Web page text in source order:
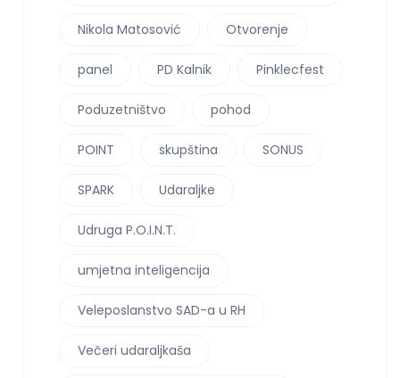
Nikola Matosović Otvorenje
panel PD Kalnik Pinklecfest
Poduzetništvo pohod
POINT skupština SONUS
SPARK Udaraljke
Udruga P.O.I.N.T.
umjetna inteligencija
Veleposlanstvo SAD-a u RH
Večeri udaraljkaša